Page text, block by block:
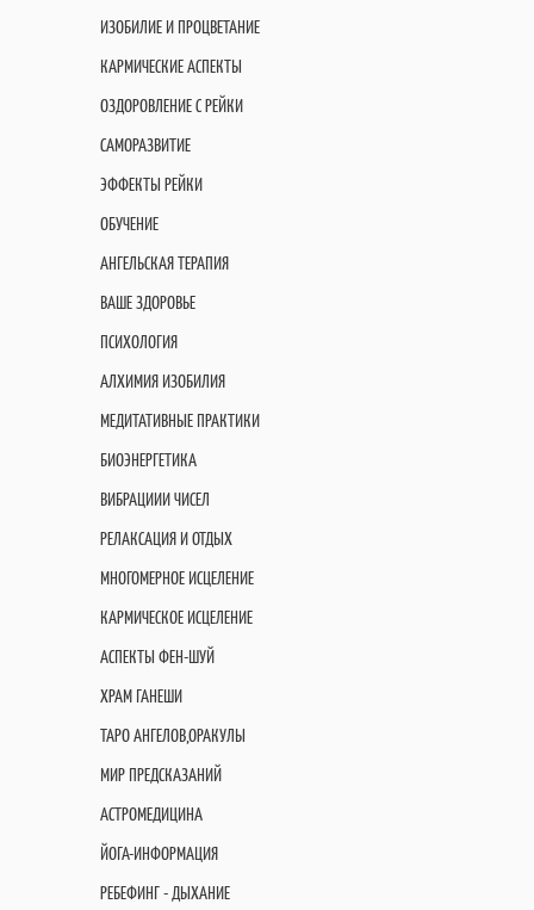
ИЗОБИЛИЕ И ПРОЦВЕТАНИЕ
КАРМИЧЕСКИЕ АСПЕКТЫ
ОЗДОРОВЛЕНИЕ С РЕЙКИ
САМОРАЗВИТИЕ
ЭФФЕКТЫ РЕЙКИ
ОБУЧЕНИЕ
АНГЕЛЬСКАЯ ТЕРАПИЯ
ВАШЕ ЗДОРОВЬЕ
ПСИХОЛОГИЯ
АЛХИМИЯ ИЗОБИЛИЯ
МЕДИТАТИВНЫЕ ПРАКТИКИ
БИОЭНЕРГЕТИКА
ВИБРАЦИИИ ЧИСЕЛ
РЕЛАКСАЦИЯ И ОТДЫХ
МНОГОМЕРНОЕ ИСЦЕЛЕНИЕ
КАРМИЧЕСКОЕ ИСЦЕЛЕНИЕ
АСПЕКТЫ ФЕН-ШУЙ
ХРАМ ГАНЕШИ
ТАРО АНГЕЛОВ,ОРАКУЛЫ
МИР ПРЕДСКАЗАНИЙ
АСТРОМЕДИЦИНА
ЙОГА-ИНФОРМАЦИЯ
РЕБЕФИНГ - ДЫХАНИЕ